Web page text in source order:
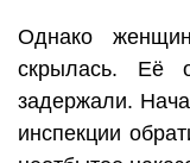
Однако
скрылась. Её
задержали.
инспекции